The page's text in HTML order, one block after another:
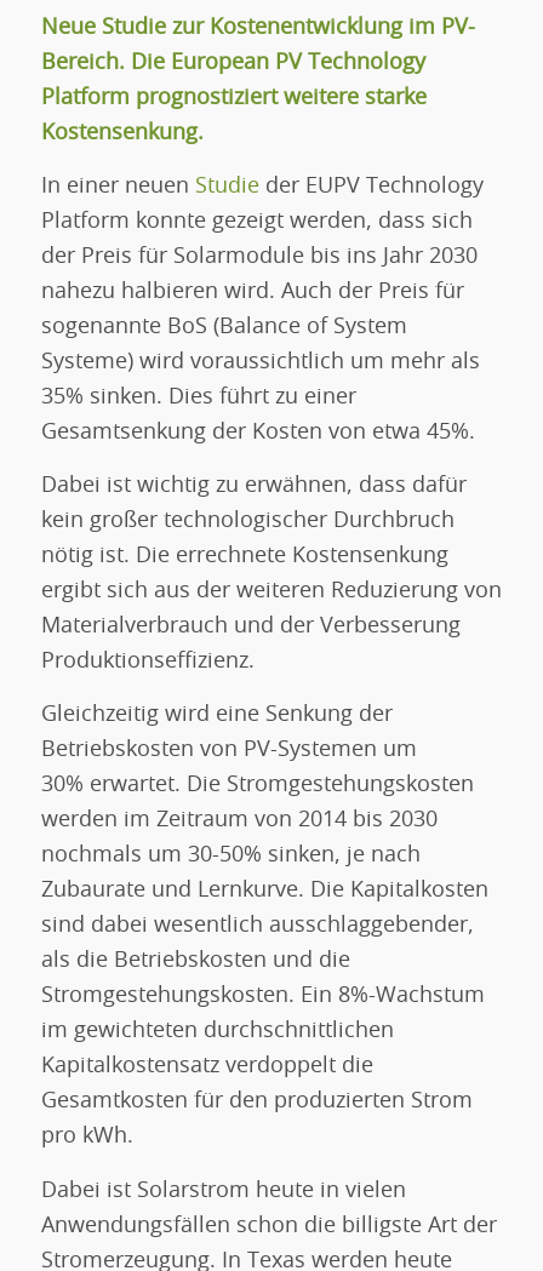
Neue Studie zur Kostenentwicklung im PV-
Bereich. Die European PV Technology
Platform prognostiziert weitere starke
Kostensenkung.
In einer neuen Studieder EUPV Technology
Platform konnte gezeigt werden, dass sich
der Preis für Solarmodule bis ins Jahr 2030
nahezu halbieren wird. Auch der Preis für
sogenannte BoS (Balance of System
Systeme) wird voraussichtlich um mehr als
35% sinken. Dies führt zu einer
Gesamtsenkung der Kosten von etwa 45%.
Dabei ist wichtig zu erwähnen, dass dafür
kein großer technologischer Durchbruch
nötig ist. Die errechnete Kostensenkung
ergibt sich aus der weiteren Reduzierung von
Materialverbrauch und der Verbesserung
Produktionseffizienz.
Gleichzeitig wird eine Senkung der
Betriebskosten von PV-Systemen um
30% erwartet. Die Stromgestehungskosten
werden im Zeitraum von 2014 bis 2030
nochmals um 30-50% sinken, je nach
Zubaurate und Lernkurve. Die Kapitalkosten
sind dabei wesentlich ausschlaggebender,
als die Betriebskosten und die
Stromgestehungskosten. Ein 8%-Wachstum
im gewichteten durchschnittlichen
Kapitalkostensatz verdoppelt die
Gesamtkosten für den produzierten Strom
pro kWh.
Dabei ist Solarstrom heute in vielen
Anwendungsfällen schon die billigste Art der
Stromerzeugung. In Texas werden heute